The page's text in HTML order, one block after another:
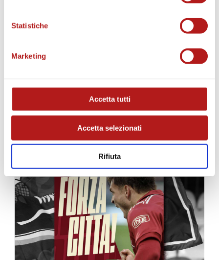
Statistiche
Marketing
Accetta tutti
Accetta selezionati
Rifiuta
MATCH PROGRAM